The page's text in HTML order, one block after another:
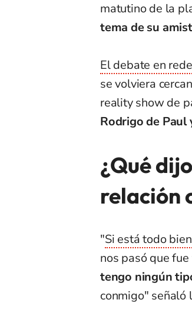
matutino de la
tema de su
El debate en
se volviera
reality show de
Rodrigo de Paul
¿Qué
relación
"Si está todo
nos pasó que
tengo ningún
conmigo" señaló